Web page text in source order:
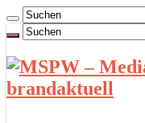
brandaktuell